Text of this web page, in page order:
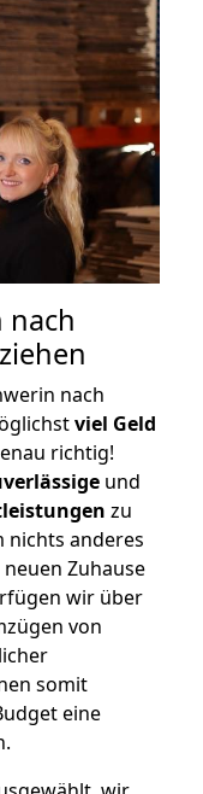
nach
nach
viel Geld
richtig!
und
zu
nichts anderes
Zuhause
wir über
von
somit
eine